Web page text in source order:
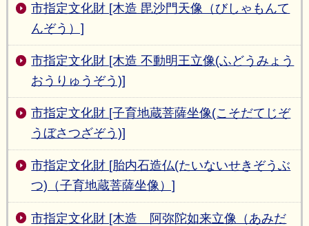
市指定文化財 [木造 毘沙門天像（びしゃもんて
んぞう）]
市指定文化財 [木造 不動明王立像(ふどうみょう
おうりゅうぞう)]
市指定文化財 [子育地蔵菩薩坐像(こそだてじぞ
うぼさつざぞう)]
市指定文化財 [胎内石造仏(たいないせきぞうぶ
つ)（子育地蔵菩薩坐像）]
市指定文化財 [木造 阿弥陀如来立像（あみだ